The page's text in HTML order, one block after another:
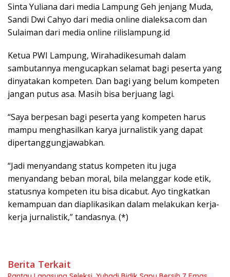
Sinta Yuliana dari media Lampung Geh jenjang Muda,
Sandi Dwi Cahyo dari media online dialeksa.com dan
Sulaiman dari media online rilislampung.id
Ketua PWI Lampung, Wirahadikesumah dalam
sambutannya mengucapkan selamat bagi peserta yang
dinyatakan kompeten. Dan bagi yang belum kompeten
jangan putus asa. Masih bisa berjuang lagi.
“Saya berpesan bagi peserta yang kompeten harus
mampu menghasilkan karya jurnalistik yang dapat
dipertanggungjawabkan.
“Jadi menyandang status kompeten itu juga
menyandang beban moral, bila melanggar kode etik,
statusnya kompeten itu bisa dicabut. Ayo tingkatkan
kemampuan dan diaplikasikan dalam melakukan kerja-
kerja jurnalistik,” tandasnya. (*)
Berita Terkait